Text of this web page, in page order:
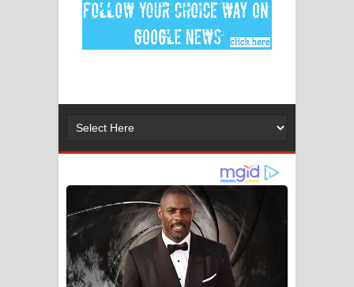
MANAMALA KATHA Song Lyrics -
මනමාල කතා ගීතයේ පද පෙළ
Gemak Deela Song Lyrics - ගේමක් දීලා
ගීතයේ පද පෙළ
Niwuna Numba Hinda Song Lyrics -